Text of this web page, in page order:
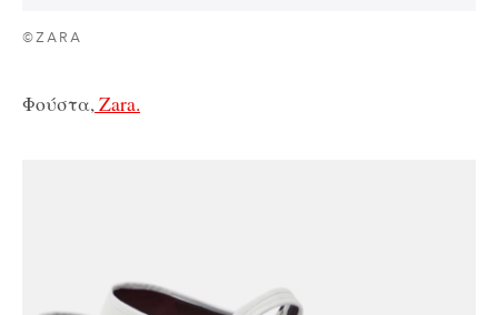
©ZARA
Φούστα,Zara.